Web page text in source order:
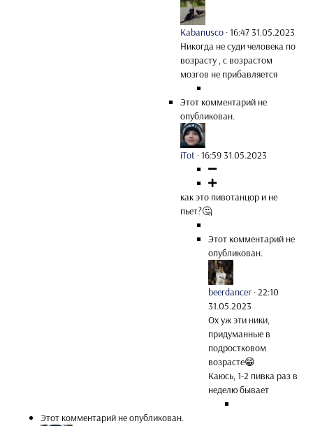
Kabanusco ·16:47 31.05.2023
Никогда не суди человека по
возрасту , с возрастом
мозгов не прибавляется
Этот комментарий не
опубликован.
iTot ·16:59 31.05.2023
как это пивотанцор и не
пьет?🤔
Этот комментарий не
опубликован.
beerdancer ·22:10
31.05.2023
Ох уж эти ники,
придуманные в
подростковом
возрасте😁
Каюсь, 1-2 пивка раз в
неделю бывает
Этот комментарий не опубликован.